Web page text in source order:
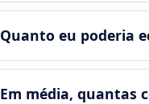
Quanto eu poderia
Em média, quantas